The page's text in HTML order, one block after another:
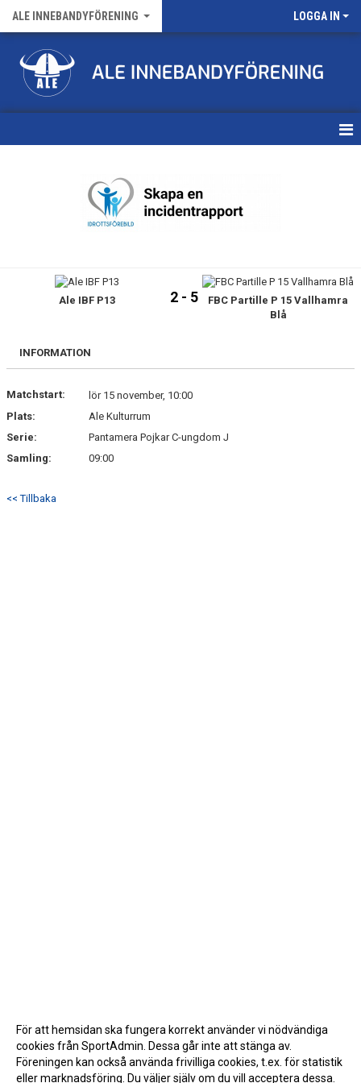
ALE INNEBANDYFÖRENING LOGGA IN
FÖRENINGENS MATCHER
NYHETSARKIVAle IBF P13 2 - 5
FBC Partille P 15 Vallhamra
Blå
INFORMATION
Matchstart:
lör 15 november, 10:00
Plats:
Ale Kulturrum
Serie:
Pantamera Pojkar C-ungdom J
Samling:
09:00
<< Tillbaka
För att hemsidan ska fungera korrekt använder vi nödvändiga
cookies från SportAdmin. Dessa går inte att stänga av.
Föreningen kan också använda frivilliga cookies, t.ex. för statistik
eller marknadsföring. Du väljer själv om du vill acceptera dessa.